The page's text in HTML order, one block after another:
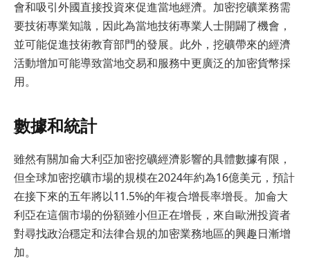
會和吸引外國直接投資來促進當地經濟。加密挖礦業務需
要技術專業知識，因此為當地技術專業人士開闢了機會，
並可能促進技術教育部門的發展。此外，挖礦帶來的經濟
活動增加可能導致當地交易和服務中更廣泛的加密貨幣採
用。
數據和統計
雖然有關加侖大利亞加密挖礦經濟影響的具體數據有限，
但全球加密挖礦市場的規模在2024年約為16億美元，預計
在接下來的五年將以11.5%的年複合增長率增長。加侖大
利亞在這個市場的份額雖小但正在增長，來自歐洲投資者
對尋找政治穩定和法律合規的加密業務地區的興趣日漸增
加。